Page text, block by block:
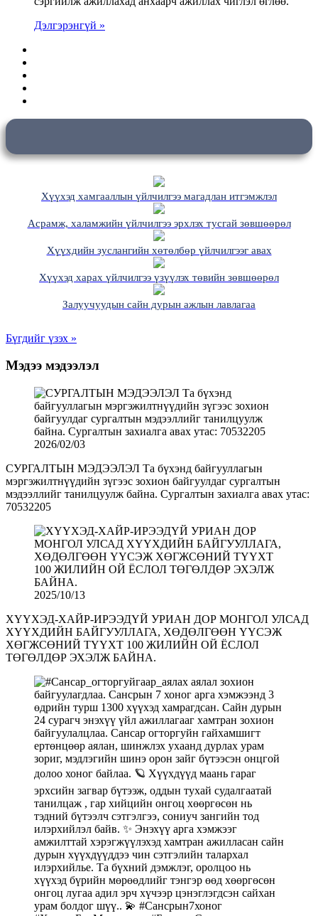
Дэлгэрэнгүй »
Хүүхэд хамгааллын үйлчилгээ магадлан итгэмжлэл
Асрамж, халамжийн үйлчилгээ эрхлэх тусгай зөвшөөрөл
Хүүхдийн зуслангийн хөтөлбөр үйлчилгээг авах
Хүүхэд харах үйлчилгээ үзүүлэх төвийн зөвшөөрөл
Залуучуудын сайн дурын ажлын лавлагаа
Бүгдийг үзэх »
Мэдээ мэдээлэл
2026/02/03
СУРГАЛТЫН МЭДЭЭЛЭЛ Та бүхэнд байгууллагын
мэргэжилтнүүдийн зүгээс зохион байгуулдаг сургалтын
мэдээллийг танилцуулж байна. Сургалтын захиалга авах утас:
70532205
2025/10/13
ХҮҮХЭД-ХАЙР-ИРЭЭДҮЙ УРИАН ДОР МОНГОЛ УЛСАД
ХҮҮХДИЙН БАЙГУУЛЛАГА, ХӨДӨЛГӨӨН ҮҮСЭЖ
ХӨГЖСӨНИЙ ТҮҮХТ 100 ЖИЛИЙН ОЙ ЁСЛОЛ
ТӨГӨЛДӨР ЭХЭЛЖ БАЙНА.